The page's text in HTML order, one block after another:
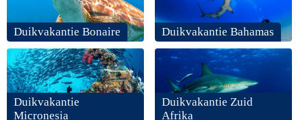
Duikvakantie Bonaire Duikvakantie Bahamas
Duikvakantie
Micronesia
Duikvakantie Zuid
Afrika